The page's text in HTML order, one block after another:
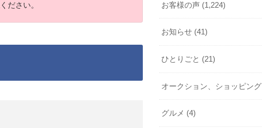
ださい。
お客様の声 (1,224)
お知らせ (41)
ひとりごと (21)
オークション、ショッピング
グルメ (4)